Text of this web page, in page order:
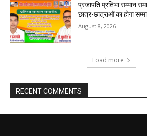
प्रजापति प्रतिभा सम्मान
छात्र-छात्राओं का होगा
August 8, 2026
Load more
RECENT COMMENTS